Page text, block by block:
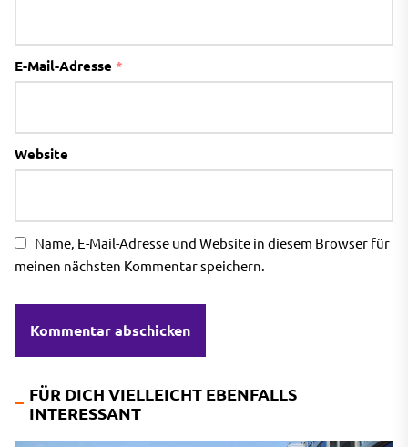
E-Mail-Adresse *
Website
Name, E-Mail-Adresse und Website in diesem Browser für
meinen nächsten Kommentar speichern.
FÜR DICH VIELLEICHT EBENFALLS
INTERESSANT